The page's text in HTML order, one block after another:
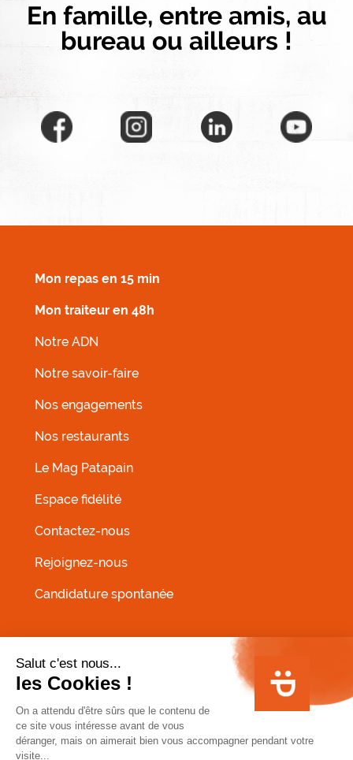
En famille, entre amis, au
bureau ou ailleurs !
Mon repas en 15 min
Mon traiteur en 48h
Notre ADN
Notre savoir-faire
Nos engagements
Nos restaurants
Le Mag Patapain
Espace fidélité
Contactez-nous
Rejoignez-nous
Candidature spontanée
MENU PIED DE PAGE
Conditions Générales de Vente
Infos allergènes